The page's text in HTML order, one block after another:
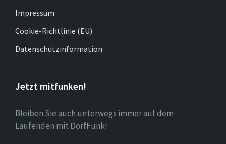
Impressum
Cookie-Richtlinie (EU)
Datenschutzinformation
Jetzt mitfunken!
Bleiben Sie auch unterwegs immer auf dem
Laufenden mit DorfFunk!